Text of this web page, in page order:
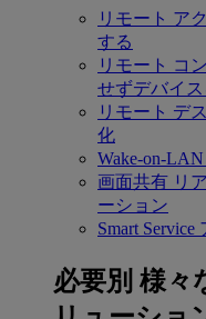
リモート ア
する
リモート コ
せずデバイ
リモート デ
化
Wake-on-LAN
画面共有 リ
ーション
Smart Service
必要別 様々